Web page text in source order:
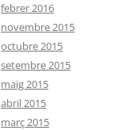
febrer 2016
novembre 2015
octubre 2015
setembre 2015
maig 2015
abril 2015
març 2015